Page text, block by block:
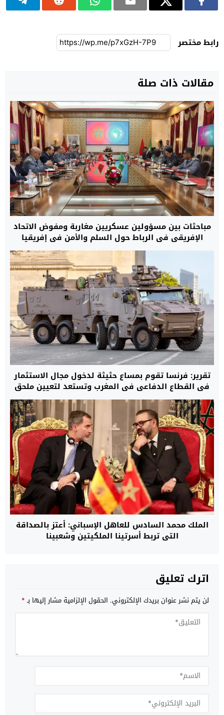
رابط مختصر
مقالات ذات صلة
مباحثات بين مسؤولين عسكريين مغاربة ومفوض الاتحاد
الإفريقي في الرباط حول السلم والأمن في إفريقيا
تقرير: فرنسا تقوم بمساع حثيثة لدخول مجال الاستثمار
في القطاع الدفاعي في المغرب وتستعد لتعيين ملحق
خاص بالمعدات العسكرية في سفارتها بالرباط
الملك محمد السادس للعاهل الإسباني: أعتز بالصداقة
التي تربط أسرتينا الملكيتين وشعبينا
اترك تعليق
لن يتم نشر عنوان بريدك الإلكتروني. الحقول الإلزامية مشار إليها بـ*